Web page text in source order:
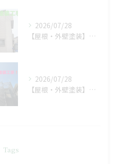
2026/07/28
【屋根・外壁塗装】工事着工しました❗️
2026/07/28
【屋根・外壁塗装】着工しました❗️
Tags